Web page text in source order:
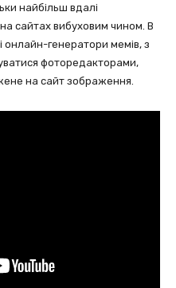
найбільш вдалі
сайтах вибуховим чином. В
онлайн-генератори мемів, з
фоторедакторами,
на сайт зображення.